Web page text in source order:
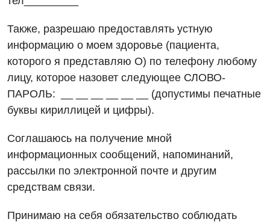
Энциклопедия
Отзывы
Диагностическое отделение
Компьютерная томография
Магнитно-резонансная томография
Маммография
Нейросонография
УЗИ
Эндоскопическое отделение
Для взрослых
Дневной стационар
Онкологическое отделение
Отдел госпитализации
Отделение интенсивной терапии
Отделение неотложных состояний
Офтальмологическое отделение
Педиатрическое отделение
Лечение острого инфаркта
Национальный скрининг здоровья 40+
Также, разрешаю предоставлять устную
информацию о моем здоровье (пациента,
которого я представляю О) по телефону любому
лицу, которое назовет следующее СЛОВО-
ПАРОЛЬ: __ __ __ __ __ __ (допустимы печатные
буквы кириллицей и цифры).
Соглашаюсь на получение мной
информационных сообщений, напоминаний,
рассылки по электронной почте и другим
средствам связи.
Принимаю на себя обязательство соблюдать